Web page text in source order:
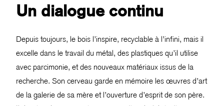
Un dialogue continu
Depuis toujours, le bois l’inspire, recyclable à l’infini, mais il
excelle dans le travail du métal, des plastiques qu’il utilise
avec parcimonie, et des nouveaux matériaux issus de la
recherche. Son cerveau garde en mémoire les œuvres d’art
de la galerie de sa mère et l’ouverture d’esprit de son père.